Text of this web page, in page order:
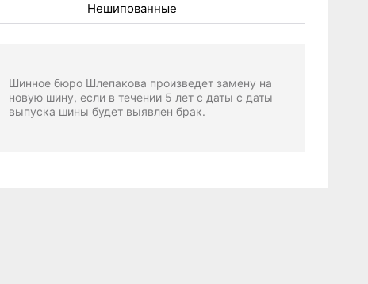
Нешипованные
Шинное бюро Шлепакова произведет замену на
новую шину, если в течении 5 лет с даты с даты
выпуска шины будет выявлен брак.